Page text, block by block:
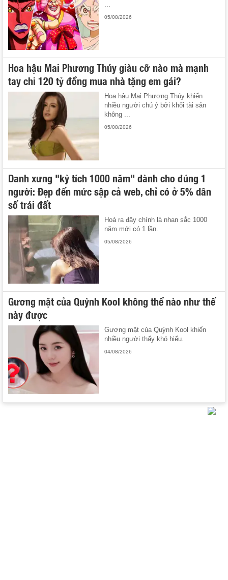
05/08/2026
Hoa hậu Mai Phương Thúy giàu cỡ nào mà mạnh
tay chi 120 tỷ đồng mua nhà tặng em gái?
Hoa hậu Mai Phương Thúy khiến
nhiều người chú ý bởi khối tài sản
không ...
05/08/2026
Danh xưng "kỳ tích 1000 năm" dành cho đúng 1
người: Đẹp đến mức sập cả web, chỉ có ở 5% dân
số trái đất
Hoá ra đây chính là nhan sắc 1000
năm mới có 1 lần.
05/08/2026
Gương mặt của Quỳnh Kool không thể nào như thế
này được
Gương mặt của Quỳnh Kool khiến
nhiều người thấy khó hiểu.
04/08/2026